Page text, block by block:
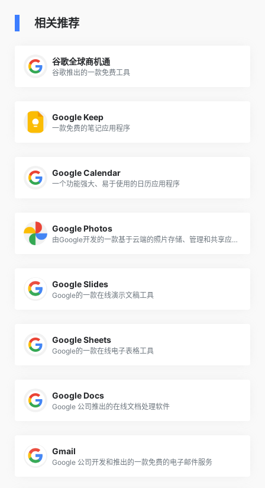
相关推荐
谷歌全球商机通
谷歌推出的一款免费工具
Google Keep
一款免费的笔记应用程序
Google Calendar
一个功能强大、易于使用的日历应用程序
Google Photos
由Google开发的一款基于云端的照片存储、管理和共享应用程序
Google Slides
Google的一款在线演示文稿工具
Google Sheets
Google的一款在线电子表格工具
Google Docs
Google 公司推出的在线文档处理软件
Gmail
Google 公司开发和推出的一款免费的电子邮件服务